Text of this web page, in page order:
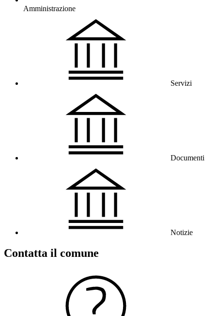
Amministrazione
Servizi
Documenti
Notizie
Contatta il comune